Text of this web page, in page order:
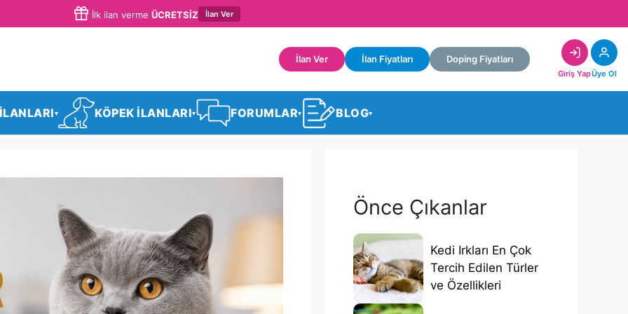
İlk ilan verme ÜCRETSİZ İlan Ver
İlan Ver İlan Fiyatları Doping Fiyatları
Giriş YapÜye Ol
▾ KÖPEK İLANLARI▾ FORUMLAR▾ BLOG▾
Önce Çıkanlar
Kedi Irkları En Çok
Tercih Edilen Türler
ve Özellikleri